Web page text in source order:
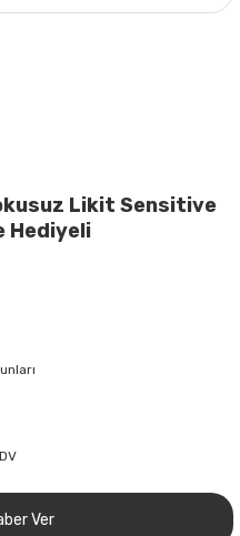
Likit Sensitive
Hediyeli
Ver